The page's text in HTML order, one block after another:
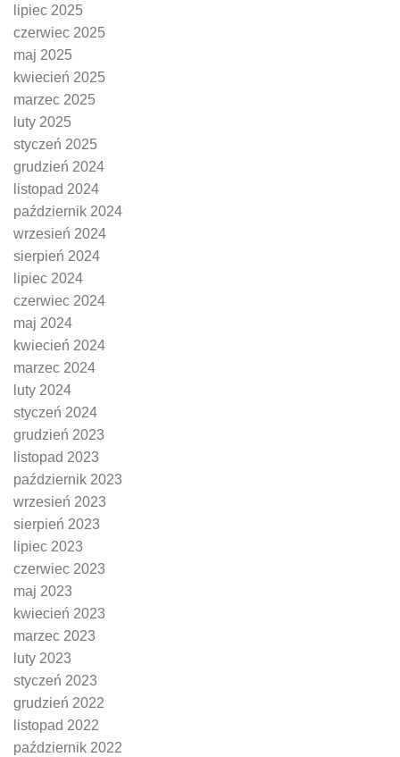
lipiec 2025
czerwiec 2025
maj 2025
kwiecień 2025
marzec 2025
luty 2025
styczeń 2025
grudzień 2024
listopad 2024
październik 2024
wrzesień 2024
sierpień 2024
lipiec 2024
czerwiec 2024
maj 2024
kwiecień 2024
marzec 2024
luty 2024
styczeń 2024
grudzień 2023
listopad 2023
październik 2023
wrzesień 2023
sierpień 2023
lipiec 2023
czerwiec 2023
maj 2023
kwiecień 2023
marzec 2023
luty 2023
styczeń 2023
grudzień 2022
listopad 2022
październik 2022